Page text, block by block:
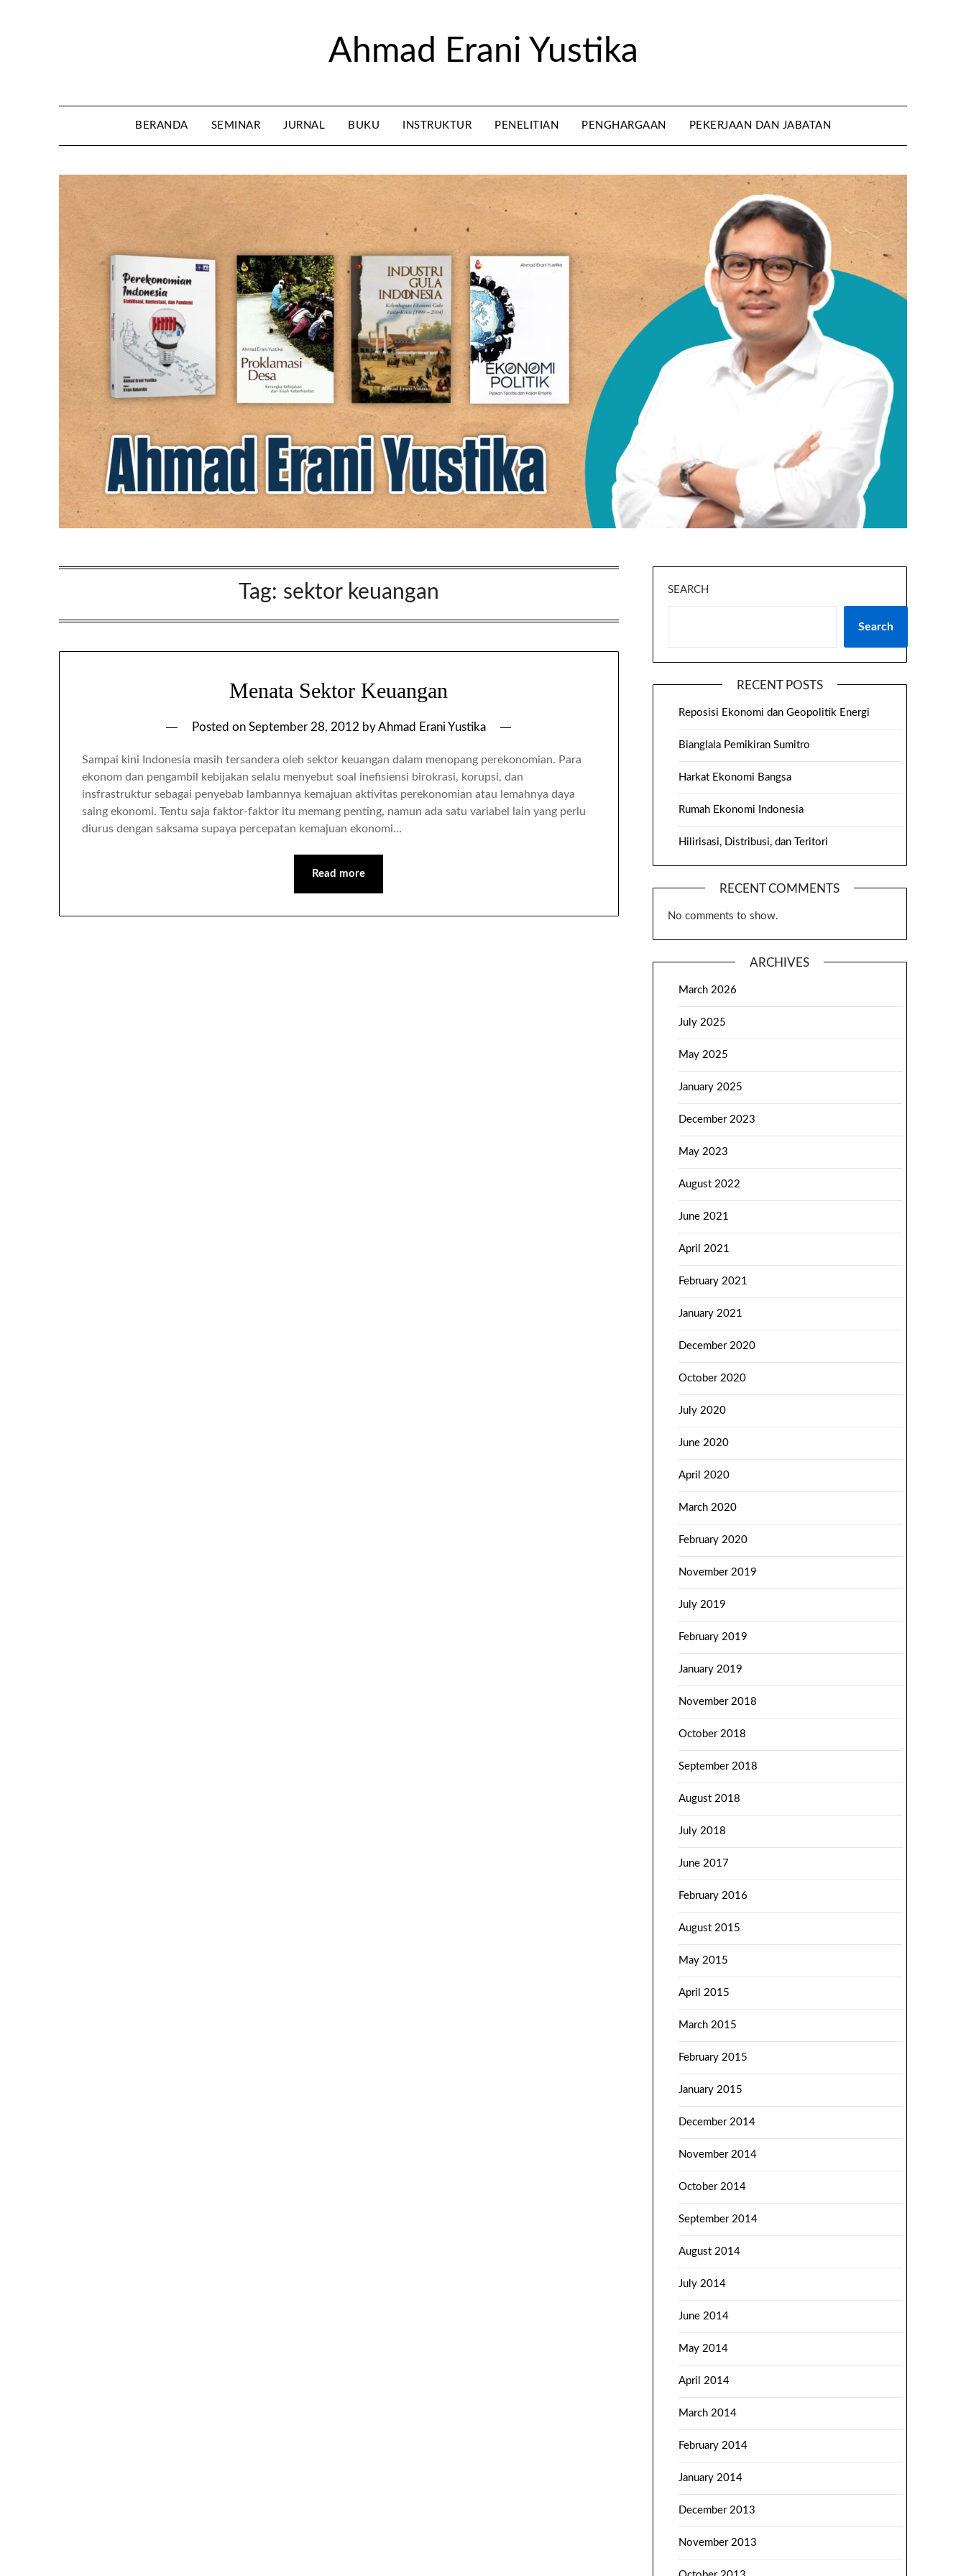
Ahmad Erani Yustika
BERANDA SEMINAR JURNAL BUKU INSTRUKTUR PENELITIAN PENGHARGAAN PEKERJAAN DAN JABATAN
Tag: sektor keuangan
Menata Sektor Keuangan
Posted on September 28, 2012 byAhmad Erani Yustika
Sampai kini Indonesia masih tersandera oleh sektor keuangan dalam menopang perekonomian. Para
ekonom dan pengambil kebijakan selalu menyebut soal inefisiensi birokrasi, korupsi, dan
insfrastruktur sebagai penyebab lambannya kemajuan aktivitas perekonomian atau lemahnya daya
saing ekonomi. Tentu saja faktor-faktor itu memang penting, namun ada satu variabel lain yang perlu
diurus dengan saksama supaya percepatan kemajuan ekonomi…
Read more
SEARCH
Search
RECENT POSTS
Reposisi Ekonomi dan Geopolitik Energi
Bianglala Pemikiran Sumitro
Harkat Ekonomi Bangsa
Rumah Ekonomi Indonesia
Hilirisasi, Distribusi, dan Teritori
RECENT COMMENTS
No comments to show.
ARCHIVES
March 2026
July 2025
May 2025
January 2025
December 2023
May 2023
August 2022
June 2021
April 2021
February 2021
January 2021
December 2020
October 2020
July 2020
June 2020
April 2020
March 2020
February 2020
November 2019
July 2019
February 2019
January 2019
November 2018
October 2018
September 2018
August 2018
July 2018
June 2017
February 2016
August 2015
May 2015
April 2015
March 2015
February 2015
January 2015
December 2014
November 2014
October 2014
September 2014
August 2014
July 2014
June 2014
May 2014
April 2014
March 2014
February 2014
January 2014
December 2013
November 2013